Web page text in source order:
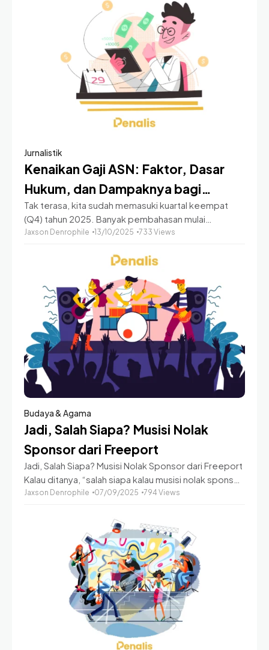
Jurnalistik
Kenaikan Gaji ASN: Faktor, Dasar
Hukum, dan Dampaknya bagi
Kesejahteraan Pegawai Negeri
Tak terasa, kita sudah memasuki kuartal keempat
(Q4) tahun 2025. Banyak pembahasan mulai
bermunculan mengenai rencana, kebijakan, hingga
mendatang. Salah satu topik
Jaxson Denrophile 13/10/2025 733 Views
Budaya & Agama
Jadi, Salah Siapa? Musisi Nolak
Sponsor dari Freeport
Jadi, Salah Siapa? Musisi Nolak Sponsor dari Freeport
Kalau ditanya, “salah siapa kalau musisi nolak sponsor
dari Freeport?” jawabannya nggak bisa hitam putih.
perusahaan tambang,
Jaxson Denrophile 07/09/2025 794 Views